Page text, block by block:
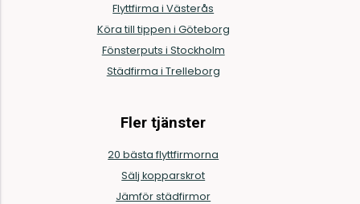
Flyttfirma i Västerås
Köra till tippen i Göteborg
Fönsterputs i Stockholm
Städfirma i Trelleborg
Fler tjänster
20 bästa flyttfirmorna
Sälj kopparskrot
Jämför städfirmor